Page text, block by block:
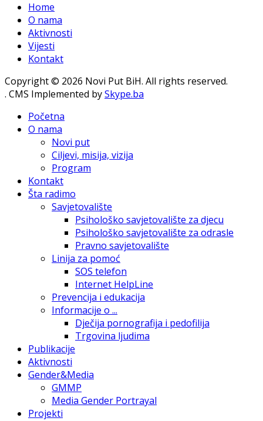
Home
O nama
Aktivnosti
Vijesti
Kontakt
Copyright © 2026 Novi Put BiH. All rights reserved.
. CMS Implemented bySkype.ba
Početna
O nama
Novi put
Ciljevi, misija, vizija
Program
Kontakt
Šta radimo
Savjetovalište
Psihološko savjetovalište za djecu
Psihološko savjetovalište za odrasle
Pravno savjetovalište
Linija za pomoć
SOS telefon
Internet HelpLine
Prevencija i edukacija
Informacije o ...
Dječija pornografija i pedofilija
Trgovina ljudima
Publikacije
Aktivnosti
Gender&Media
GMMP
Media Gender Portrayal
Projekti